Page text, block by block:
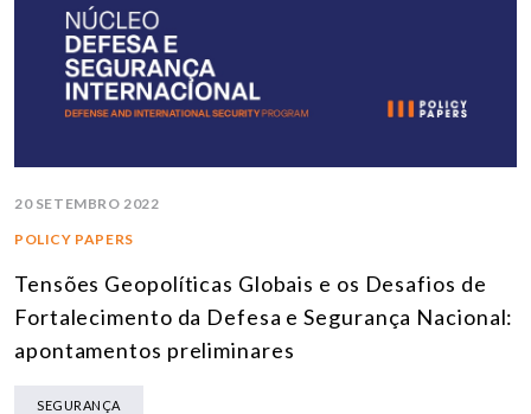
20 SETEMBRO 2022
POLICY PAPERS
Tensões Geopolíticas Globais e os Desafios de
Fortalecimento da Defesa e Segurança Nacional:
apontamentos preliminares
SEGURANÇA